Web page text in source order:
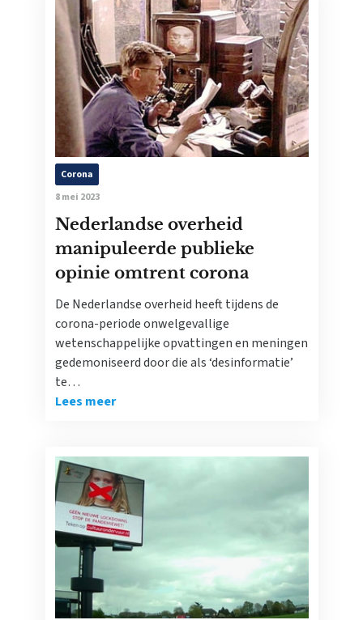
Corona
8 mei 2023
Nederlandse overheid
manipuleerde publieke
opinie omtrent corona
De Nederlandse overheid heeft tijdens de
corona-periode onwelgevallige
wetenschappelijke opvattingen en meningen
gedemoniseerd door die als ‘desinformatie’
te…
Lees meer